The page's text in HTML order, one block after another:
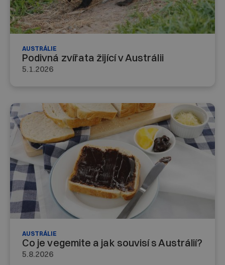
AUSTRÁLIE
Podivná zvířata žijící v Austrálii
5.1.2026
AUSTRÁLIE
Co je vegemite a jak souvisí s Austrálií?
5.8.2026